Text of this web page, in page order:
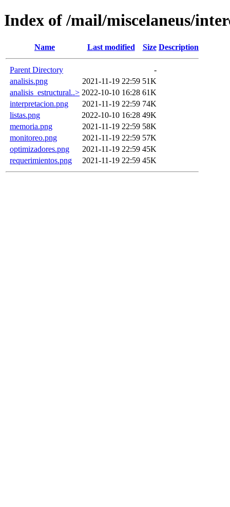
Index of /mail/miscelaneus/
Name Last modified Size Description
Parent Directory
-
analisis.png
2021-11-19 22:59 51K
analisis_estructural..> 2022-10-10 16:28 61K
interpretacion.png
2021-11-19 22:59 74K
listas.png
2022-10-10 16:28 49K
memoria.png
2021-11-19 22:59 58K
monitoreo.png
2021-11-19 22:59 57K
optimizadores.png
2021-11-19 22:59 45K
requerimientos.png
2021-11-19 22:59 45K